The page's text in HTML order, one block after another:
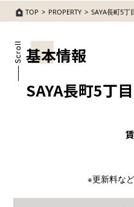
TOP PROPERTY SAYA長町5丁
基本情報
SAYA長町5丁
※更新料な